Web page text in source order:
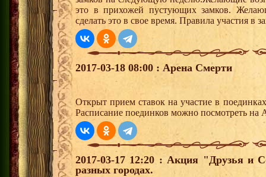
это в прихожей пустующих замков.
сделать это в свое время. Правила участия в
2017-03-18 08:00 : Арена Смерти
Открыт прием ставок на участие в
Расписание поединков можно посмотреть на
2017-03-17 12:20 : Акция "Друзья и
разных городах.